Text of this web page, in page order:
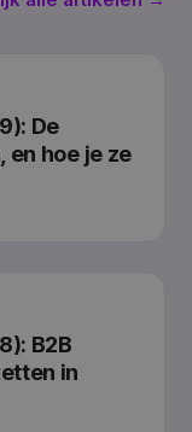
De
hoe je ze
B2B
in